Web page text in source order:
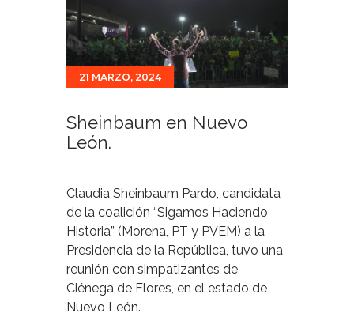
Promociones
Noticias
Para ti
21 MARZO, 2024
Sheinbaum en Nuevo
León.
Claudia Sheinbaum Pardo, candidata
de la coalición “Sigamos Haciendo
Historia” (Morena, PT y PVEM) a la
Presidencia de la República, tuvo una
reunión con simpatizantes de
Ciénega de Flores, en el estado de
Nuevo León.